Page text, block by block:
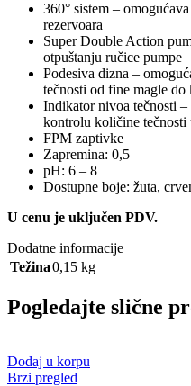
360° sistem –
rezervoara
Super Double Action
otpuštanju ručice pumpe
Podesiva dizna –
tečnosti od fine magle
Indikator nivoa tečnosti
kontrolu količine tečnosti
FPM zaptivke
Zapremina: 0,5
pH: 6 – 8
Dostupne boje: žuta,
U cenu je uključen PDV.
Dodatne informacije
Težina0,15 kg
Pogledajte slične
Dodaj u korpu
Brzi pregled